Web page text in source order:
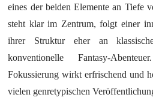
eines der beiden Elemente an Tiefe
steht klar im Zentrum, folgt einer
ihrer Struktur eher an
konventionelle Fantasy-
Fokussierung wirkt erfrischend und
vielen genretypischen